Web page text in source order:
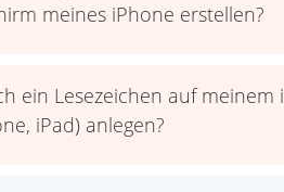
meines iPhone erstellen?
ein Lesezeichen auf meinem
iPad) anlegen?